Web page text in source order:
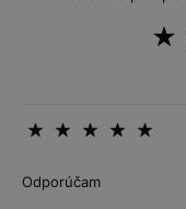
Odporúčam